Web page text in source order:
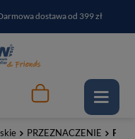
dostawa od 399 zł
newslettera i odbierz RABAT
PRZEZNACZENIE